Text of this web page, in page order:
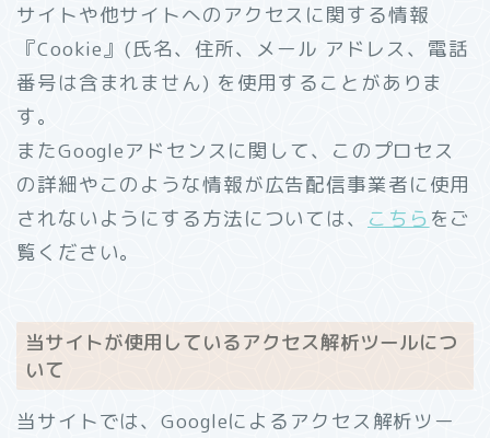
サイトや他サイトへのアクセスに関する情報
『Cookie』(氏名、住所、メール アドレス、電話
番号は含まれません) を使用することがありま
す。
またGoogleアドセンスに関して、このプロセス
の詳細やこのような情報が広告配信事業者に使用
されないようにする方法については、 こちら をご
覧ください。
当サイトが使用しているアクセス解析ツールにつ
いて
当サイトでは、Googleによるアクセス解析ツー